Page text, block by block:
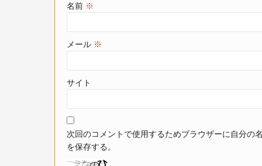
名前 ※
メール ※
サイト
次回のコメントで使用するためブラウザーに自分の
を保存する。